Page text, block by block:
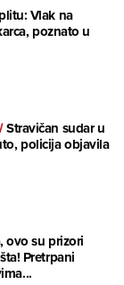
Vlak na
poznato u
/Stravičan sudar u
policija objavila
ovo su prizori
Pretrpani